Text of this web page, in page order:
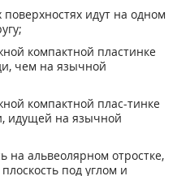
идут на одном
компактной пластинке
чем на язычной
компактной плас-тинке
идущей на язычной
на альвеолярном отростке,
под углом и